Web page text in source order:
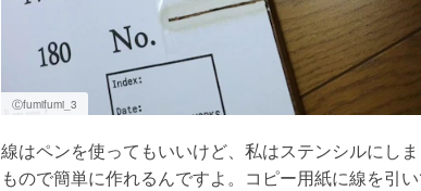
Ⓒfumifumi_3
線はペンを使ってもいいけど、私はステンシルにし
もので簡単に作れるんですよ。コピー用紙に線を引